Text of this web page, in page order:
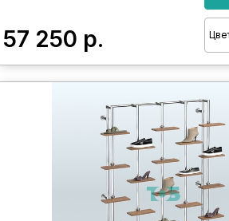
57 250 р.